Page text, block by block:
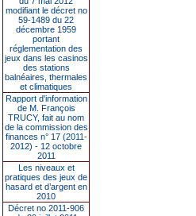
modifiant le décret no
59-1489 du 22
décembre 1959
portant
réglementation des
jeux dans les casinos
des stations
balnéaires, thermales
et climatiques
Rapport d'information
de M. François
TRUCY, fait au nom
de la commission des
finances n° 17 (2011-
2012) - 12 octobre
2011
Les niveaux et
pratiques des jeux de
hasard et d’argent en
2010
Décret no 2011-906